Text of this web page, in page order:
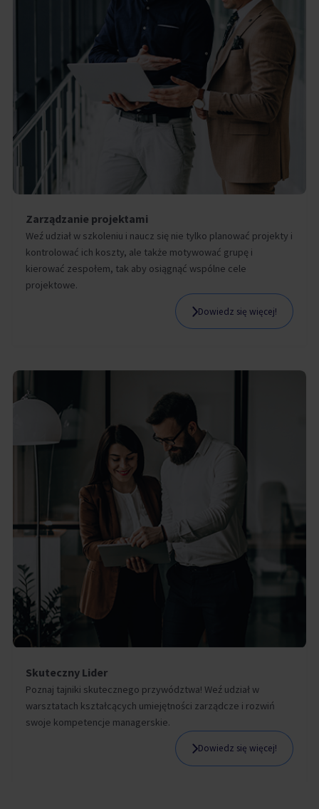
Zarządzanie projektami
Weź udział w szkoleniu i naucz się nie tylko planować projekty i
kontrolować ich koszty, ale także motywować grupę i
kierować zespołem, tak aby osiągnąć wspólne cele
projektowe.
Dowiedz się więcej!
Skuteczny Lider
Poznaj tajniki skutecznego przywództwa! Weź udział w
warsztatach kształcących umiejętności zarządcze i rozwiń
swoje kompetencje managerskie.
Dowiedz się więcej!